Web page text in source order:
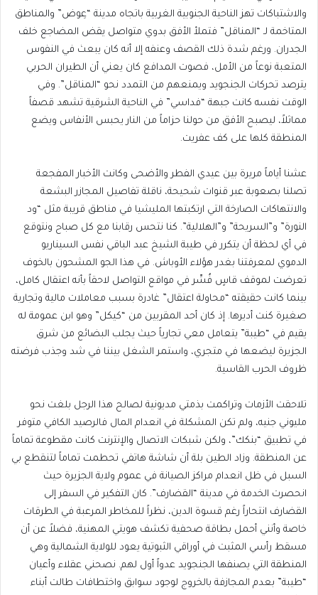
والاشتباكات تهز الناحية الجنوبية الغربية باتجاه مدينة “عِوض” والمناطق
المتاخمة لـ “المناقل” فتملأ الأفق بدوي متواصل يقض المضاجع خلف
الجدران. ورغم شدة ذلك القصف وعنفه إلا أنه كان يبعث في النفوس
المتعبة نوعاً من الأمل، فصوت المدافع كان يعني أن الطيران الحربي
يترصد تحركات الجنجويد ويمنعهم من التمدد نحو “المناقل”. وفي
الوقت نفسه كانت جبهة “فداسي” في الناحية الشرقية تشهد قصفاً
مماثلاً، ليصبح الأفق من حولنا حزاماً من النار يحبس الأنفاس ويضع
المنطقة كلها على كف عفريت.
عشنا أياماً مريرة بين عيدي الفطر والأضحى وكانت الأخبار المفجعة
تصلنا بصعوبة عبر قنوات شحيحة، ناقلة تفاصيل المجازر البشعة
والانتهاكات الصارخة التي ارتكبتها المليشيا في مناطق قريبة مثل “ود
النورة” و”السريحة” و”الهلالية”. كنا نتحس رقابنا مع كل صباح ونتوقع
في أي لحظة أن يتكرر في طيبة الشيخ عبد الباقي نفس السيناريو
الدموي لمعرفتنا بغدر هؤلاء الأوباش. في هذا الجو المشحون بالخوف
تعرضت لموقف قاسٍ فُسِّر في مواقع التواصل لاحقاً بأنه اعتقال كامل،
بينما كانت حقيقته “محاولة اعتقال” غادرة بسبب معاملات مالية وتجارية
صغيرة كنت أديرها. إذ كان أحد المقربين من “كيكل” وهو ابن عمومة له
يقيم في “طيبة” يتعامل معي تجارياً حيث يجلب البضائع من شرق
الجزيرة ليضعها في متجري، واستمر الشغل بيننا في شد وجذب فرضته
ظروف الحرب القاسية.
تلاحقت الأزمات وتراكمت بذمتي مديونية لصالح هذا الرجل بلغت نحو
مليوني جنيه، ولم تكن المشكلة في انعدام المال فالرصيد الكافي متوفر
في تطبيق “بنكك”، ولكن شبكات الاتصال والإنترنت كانت مقطوعة تماماً
عن المنطقة. وزاد الطين بلة أن شاشة هاتفي تحطمت تماماً لتنقطع بي
السبل في ظل انعدام مراكز الصيانة في عموم ولاية الجزيرة حيث
انحصرت الخدمة في مدينة “القضارف”. كان التفكير في السفر إلى
القضارف انتحاراً رغم قسوة الدين، نظراً للمخاطر المرعبة في الطرقات
خاصة وأنني أحمل بطاقة صحفية تكشف هويتي المهنية، فضلاً عن أن
مسقط رأسي المثبت في أوراقي الثبوتية يعود للولاية الشمالية وهي
المنطقة التي يصنفها الجنجويد عدواً أول لهم. نصحني عقلاء وأعيان
“طيبة” بعدم المجازفة بالخروج لوجود سوابق واختطافات طالت أبناء